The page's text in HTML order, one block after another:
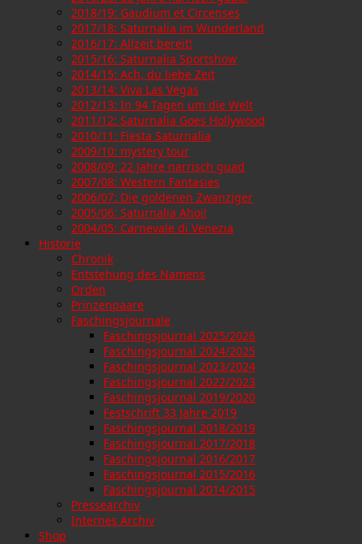
2018/19: Gaudium et Circenses
2017/18: Saturnalia im Wunderland
2016/17: Allzeit bereit!
2015/16: Saturnalia Sportshow
2014/15: Ach, du liebe Zeit
2013/14: Viva Las Vegas
2012/13: In 94 Tagen um die Welt
2011/12: Saturnalia Goes Hollywood
2010/11: Fiesta Saturnalia
2009/10: mystery tour
2008/09: 22 Jahre narrisch guad
2007/08: Western Fantasies
2006/07: Die goldenen Zwanziger
2005/06: Saturnalia Ahoi!
2004/05: Carnevale di Venezia
Historie
Chronik
Entstehung des Namens
Orden
Prinzenpaare
Faschingsjournale
Faschingsjournal 2025/2026
Faschingsjournal 2024/2025
Faschingsjournal 2023/2024
Faschingsjournal 2022/2023
Faschingsjournal 2019/2020
Festschrift 33 Jahre 2019
Faschingsjournal 2018/2019
Faschingsjournal 2017/2018
Faschingsjournal 2016/2017
Faschingsjournal 2015/2016
Faschingsjournal 2014/2015
Pressearchiv
Internes Archiv
Shop